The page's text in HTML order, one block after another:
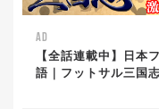
AD
【全話連載中】日本
語｜フットサル三国